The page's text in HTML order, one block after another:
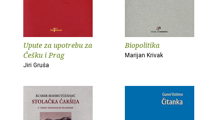
Upute za upotrebu za
Češku i Prag
Jiri Gruša
Biopolitika
Marijan Krivak